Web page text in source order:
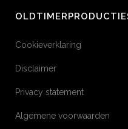
Cookieverklaring
Disclaimer
Privacy statement
Algemene voorwaarden